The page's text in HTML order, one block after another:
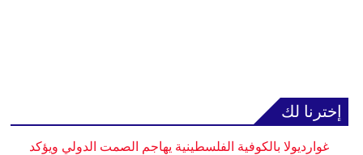
إخترنا لك
غوارديولا بالكوفية الفلسطينية يهاجم الصمت الدولي ويؤكد